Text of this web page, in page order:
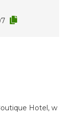
Hotel, w